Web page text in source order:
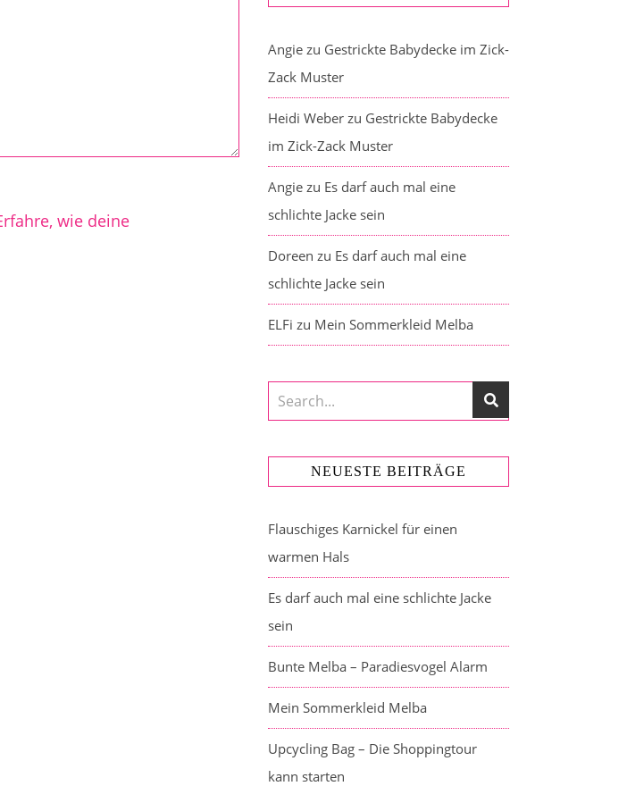
wie deine
Angie zu Gestrickte Babydecke im Zick-
Zack Muster
Heidi Weber zu Gestrickte Babydecke
im Zick-Zack Muster
Angie zu Es darf auch mal eine
schlichte Jacke sein
Doreen zu Es darf auch mal eine
schlichte Jacke sein
ELFi zu Mein Sommerkleid Melba
NEUESTE BEITRÄGE
Flauschiges Karnickel für einen
warmen Hals
Es darf auch mal eine schlichte Jacke
sein
Bunte Melba – Paradiesvogel Alarm
Mein Sommerkleid Melba
Upcycling Bag – Die Shoppingtour
kann starten